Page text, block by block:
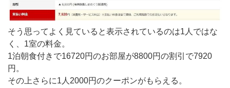
そう思ってよく見ていると表示されているのは1人ではな
く、1室の料金。
1泊朝食付きで16720円のお部屋が8800円の割引で7920
円。
その上さらに1人2000円のクーポンがもらえる。